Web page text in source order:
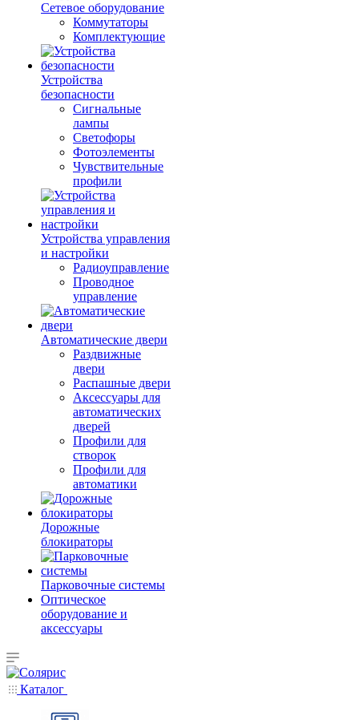
Сетевое оборудование
Коммутаторы
Комплектующие
Устройства
безопасности
Сигнальные
лампы
Светофоры
Фотоэлементы
Чувствительные
профили
Устройства управления
и настройки
Радиоуправление
Проводное
управление
Автоматические двери
Раздвижные
двери
Распашные двери
Аксессуары для
автоматических
дверей
Профили для
створок
Профили для
автоматики
Дорожные
блокираторы
Парковочные системы
Оптическое
оборудование и
аксессуары
Каталог